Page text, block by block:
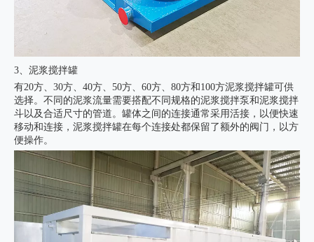
3、泥浆搅拌罐
有20方、30方、40方、50方、60方、80方和100方泥浆搅拌罐可供
选择。不同的泥浆流量需要搭配不同规格的泥浆搅拌泵和泥浆搅拌
斗以及合适尺寸的管道。罐体之间的连接通常采用活接，以便快速
移动和连接，泥浆搅拌罐在每个连接处都保留了额外的阀门，以方
便操作。